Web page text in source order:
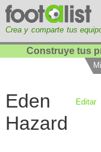
Crea y comparte tus
Construye tus
Eden
Hazard
Editar